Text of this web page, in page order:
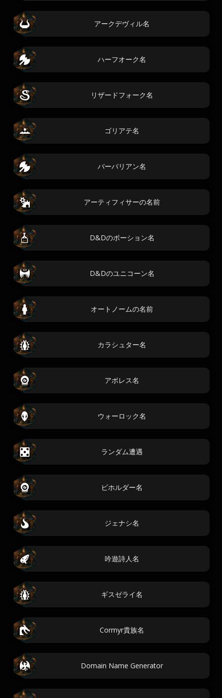
アークデヴィル名
ハーフオーク名
リザードフォーク名
ゴリアテ名
バーバリアン名
アーティフィサーの名前
D&Dのポーション名
D&Dのユニコーン名
オートノームの名前
カラシュター名
アボレス名
ウォーロック名
ランダム遭遇
ビホルダー名
ジェナシ名
吟遊詩人名
ギスゼライ名
Cormyr貴族名
Domain Name Generator